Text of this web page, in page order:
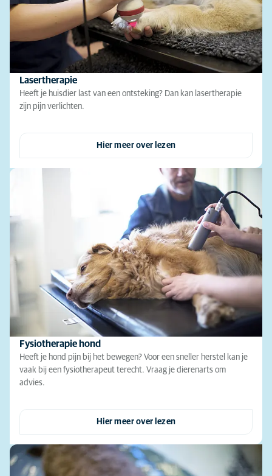
Lasertherapie
Heeft je huisdier last van een ontsteking? Dan kan lasertherapie
zijn pijn verlichten.
Hier meer over lezen
Fysiotherapie hond
Heeft je hond pijn bij het bewegen? Voor een sneller herstel kan je
vaak bij een fysiotherapeut terecht. Vraag je dierenarts om
advies.
Hier meer over lezen